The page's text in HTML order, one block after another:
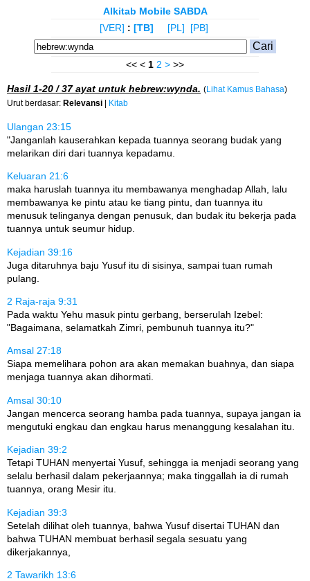
Alkitab Mobile SABDA
[VER] : [TB] [PL] [PB]
<< < 1 2 > >>
Hasil 1-20 / 37ayat untuk hebrew:wynda. ( Lihat Kamus Bahasa)
Urut berdasar: Relevansi Kitab
Ulangan 23:15
"Janganlah kauserahkan kepada tuannya seorang budak yang
melarikan diri dari tuannya kepadamu.
Keluaran 21:6
maka haruslah tuannya itu membawanya menghadap Allah, lalu
membawanya ke pintu atau ke tiang pintu, dan tuannya itu
menusuk telinganya dengan penusuk, dan budak itu bekerja pada
tuannya untuk seumur hidup.
Kejadian 39:16
Juga ditaruhnya baju Yusuf itu di sisinya, sampai tuan rumah
pulang.
2 Raja-raja 9:31
Pada waktu Yehu masuk pintu gerbang, berserulah Izebel:
"Bagaimana, selamatkah Zimri, pembunuh tuannya itu?"
Amsal 27:18
Siapa memelihara pohon ara akan memakan buahnya, dan siapa
menjaga tuannya akan dihormati.
Amsal 30:10
Jangan mencerca seorang hamba pada tuannya, supaya jangan ia
mengutuki engkau dan engkau harus menanggung kesalahan itu.
Kejadian 39:2
Tetapi TUHAN menyertai Yusuf, sehingga ia menjadi seorang yang
selalu berhasil dalam pekerjaannya; maka tinggallah ia di rumah
tuannya, orang Mesir itu.
Kejadian 39:3
Setelah dilihat oleh tuannya, bahwa Yusuf disertai TUHAN dan
bahwa TUHAN membuat berhasil segala sesuatu yang
dikerjakannya,
2 Tawarikh 13:6